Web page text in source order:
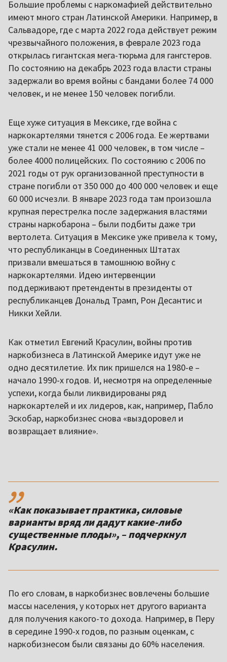
Большие проблемы с наркомафией действительно
имеют много стран Латинской Америки. Например, в
Сальвадоре, где с марта 2022 года действует режим
чрезвычайного положения, в феврале 2023 года
открылась гигантская мега-тюрьма для гангстеров.
По состоянию на декабрь 2023 года власти страны
задержали во время войны с бандами более 74 000
человек, и не менее 150 человек погибли.
Еще хуже ситуация в Мексике, где война с
наркокартелями тянется с 2006 года. Ее жертвами
уже стали не менее 41 000 человек, в том числе –
более 4000 полицейских. По состоянию с 2006 по
2021 годы от рук организованной преступности в
стране погибли от 350 000 до 400 000 человек и еще
60 000 исчезли. В январе 2023 года там произошла
крупная перестрелка после задержания властями
страны наркобарона – были подбиты даже три
вертолета. Ситуация в Мексике уже привела к тому,
что республиканцы в Соединенных Штатах
призвали вмешаться в тамошнюю войну с
наркокартелями. Идею интервенции
поддерживают претенденты в президенты от
республиканцев Дональд Трамп, Рон Десантис и
Никки Хейли.
Как отметил Евгений Красулин, войны против
наркобизнеса в Латинской Америке идут уже не
одно десятилетие. Их пик пришелся на 1980-е –
начало 1990-х годов. И, несмотря на определенные
успехи, когда были ликвидированы ряд
наркокартелей и их лидеров, как, например, Пабло
Эскобар, наркобизнес снова «выздоровел и
возвращает влияние».
,,
«Как показывает практика, силовые
варианты вряд ли дадут какие-либо
существенные плоды», – подчеркнул
Красулин.
По его словам, в наркобизнес вовлечены большие
массы населения, у которых нет другого варианта
для получения какого-то дохода. Например, в Перу
в середине 1990-х годов, по разным оценкам, с
наркобизнесом были связаны до 60% населения.